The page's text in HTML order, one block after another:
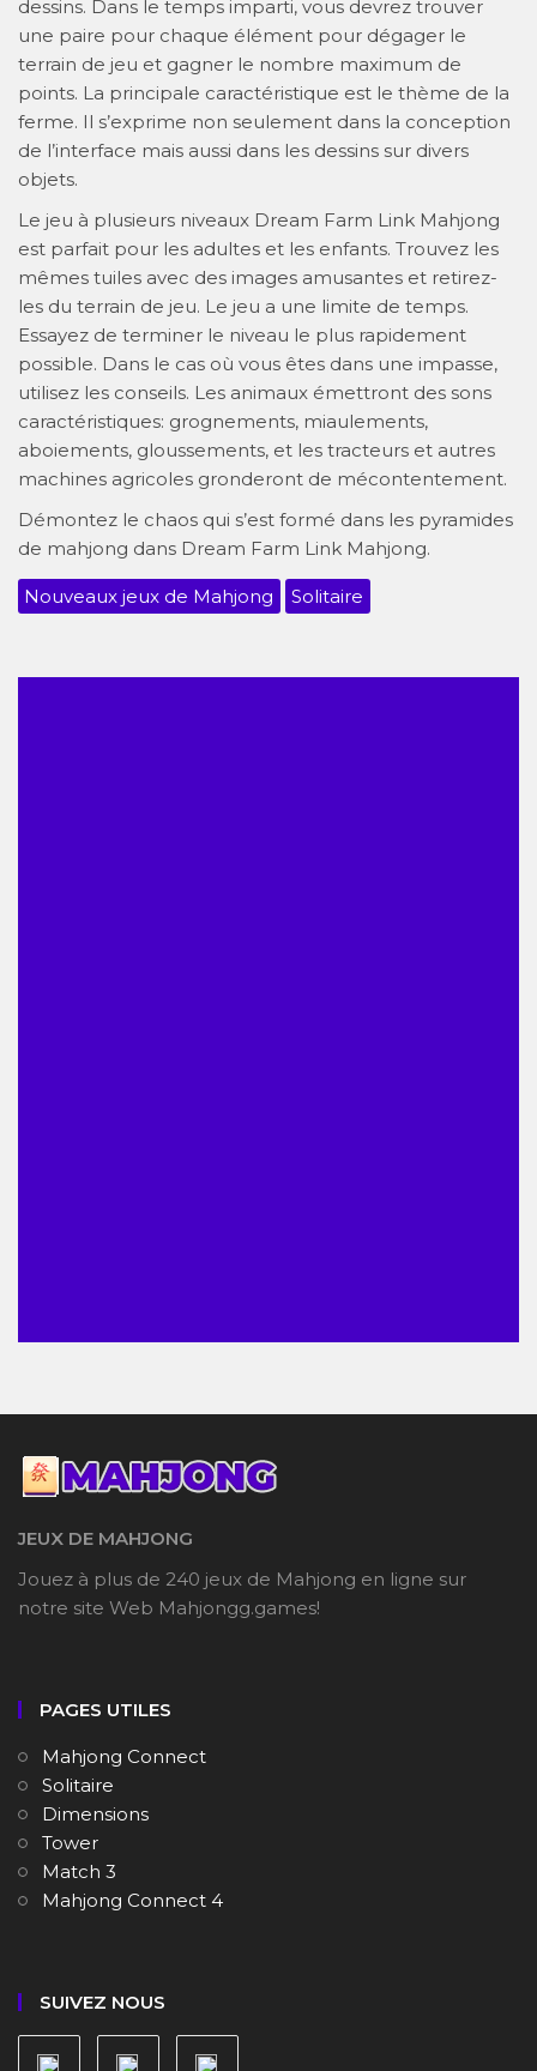
dessins. Dans le temps imparti, vous devrez trouver
une paire pour chaque élément pour dégager le
terrain de jeu et gagner le nombre maximum de
points. La principale caractéristique est le thème de la
ferme. Il s’exprime non seulement dans la conception
de l’interface mais aussi dans les dessins sur divers
objets.
Le jeu à plusieurs niveaux Dream Farm Link Mahjong
est parfait pour les adultes et les enfants. Trouvez les
mêmes tuiles avec des images amusantes et retirez-
les du terrain de jeu. Le jeu a une limite de temps.
Essayez de terminer le niveau le plus rapidement
possible. Dans le cas où vous êtes dans une impasse,
utilisez les conseils. Les animaux émettront des sons
caractéristiques: grognements, miaulements,
aboiements, gloussements, et les tracteurs et autres
machines agricoles gronderont de mécontentement.
Démontez le chaos qui s’est formé dans les pyramides
de mahjong dans Dream Farm Link Mahjong.
Nouveaux jeux de Mahjong Solitaire
JEUX DE MAHJONG
Jouez à plus de 240 jeux de Mahjong en ligne sur
notre site Web Mahjongg.games!
PAGES UTILES
Mahjong Connect
Solitaire
Dimensions
Tower
Match 3
Mahjong Connect 4
SUIVEZ NOUS